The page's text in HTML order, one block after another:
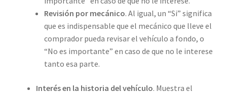
Revisión por mecánico. Al igual, un “Si” significa
que es indispensable que el mecánico que lleve el
comprador pueda revisar el vehículo a fondo, o
“No es importante” en caso de que no le interese
tanto esa parte.
Interés en la historia del vehículo. Muestra el